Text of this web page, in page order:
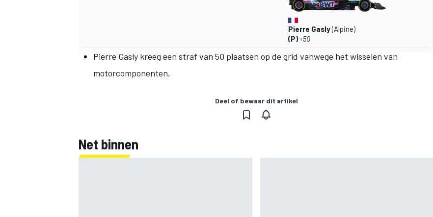
Pierre Gasly(Alpine)
(P)+50
Pierre Gasly kreeg een straf van 50 plaatsen op de grid vanwege het wisselen van
motorcomponenten.
Deel of bewaar dit artikel
Net binnen